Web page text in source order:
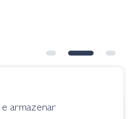
armazenar